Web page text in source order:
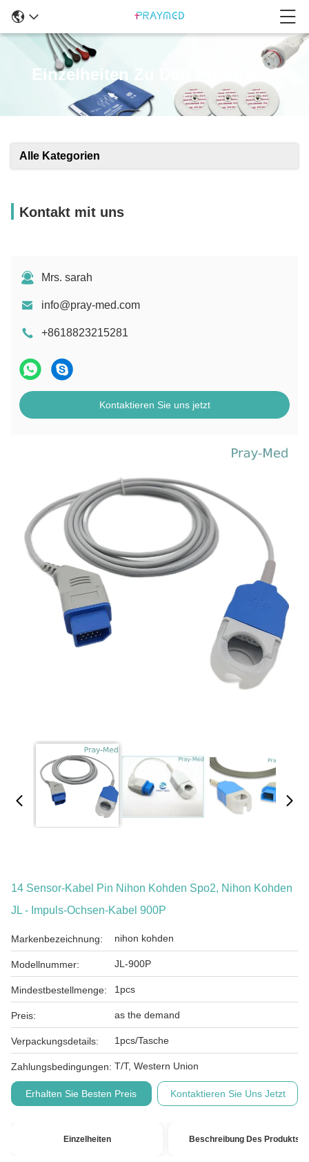
Einzelheiten Zu Den Produkten
Alle Kategorien
Kontakt mit uns
Mrs. sarah
info@pray-med.com
+8618823215281
Kontaktieren Sie uns jetzt
14 Sensor-Kabel Pin Nihon Kohden Spo2, Nihon Kohden
JL - Impuls-Ochsen-Kabel 900P
Markenbezeichnung: nihon kohden
Modellnummer: JL-900P
Mindestbestellmenge: 1pcs
Preis: as the demand
Verpackungsdetails: 1pcs/Tasche
Zahlungsbedingungen: T/T, Western Union
Erhalten Sie Besten Preis Kontaktieren Sie Uns Jetzt
Einzelheiten Beschreibung Des Produkts